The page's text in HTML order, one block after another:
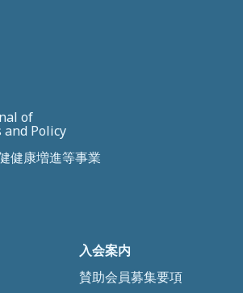
of
and Policy
健康増進等事業
入会案内
賛助会員募集要項